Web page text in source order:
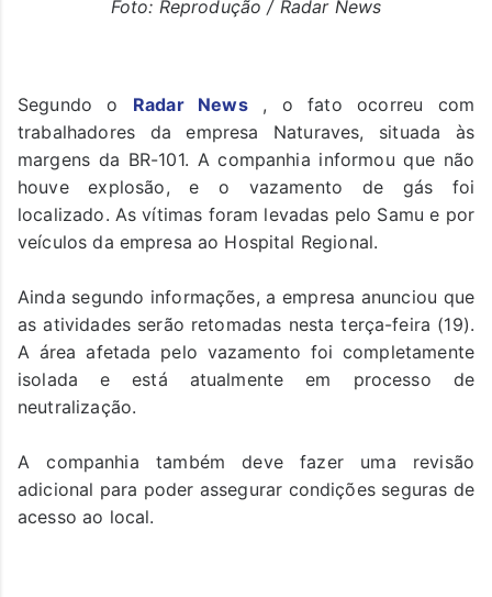
Foto: Reprodução / Radar News
Segundo o Radar News, o fato ocorreu com
trabalhadores da empresa Naturaves, situada às
margens da BR-101. A companhia informou que não
houve explosão, e o vazamento de gás foi
localizado. As vítimas foram levadas pelo Samu e por
veículos da empresa ao Hospital Regional.
Ainda segundo informações, a empresa anunciou que
as atividades serão retomadas nesta terça-feira (19).
A área afetada pelo vazamento foi completamente
isolada e está atualmente em processo de
neutralização.
A companhia também deve fazer uma revisão
adicional para poder assegurar condições seguras de
acesso ao local.